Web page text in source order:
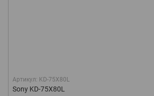
Артикул: KD-75X80L
Sony KD-75X80L